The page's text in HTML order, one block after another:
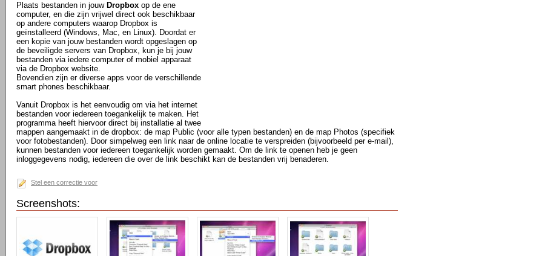
Plaats bestanden in jouw Dropbox op de ene
computer, en die zijn vrijwel direct ook beschikbaar
op andere computers waarop Dropbox is
geïnstalleerd (Windows, Mac, en Linux). Doordat er
een kopie van jouw bestanden wordt opgeslagen op
de beveiligde servers van Dropbox, kun je bij jouw
bestanden via iedere computer of mobiel apparaat
via de Dropbox website.
Bovendien zijn er diverse apps voor de verschillende
smart phones beschikbaar.
Vanuit Dropbox is het eenvoudig om via het internet
bestanden voor iedereen toegankelijk te maken. Het
programma heeft hiervoor direct bij installatie al twee
mappen aangemaakt in de dropbox: de map Public (voor alle typen bestanden) en de map Photos (specifiek
voor fotobestanden). Door simpelweg een link naar de online locatie te verspreiden (bijvoorbeeld per e-mail),
kunnen bestanden voor iedereen toegankelijk worden gemaakt. Om de link te openen heb je geen
inloggegevens nodig, iedereen die over de link beschikt kan de bestanden vrij benaderen.
Stel een correctie voor
Screenshots: